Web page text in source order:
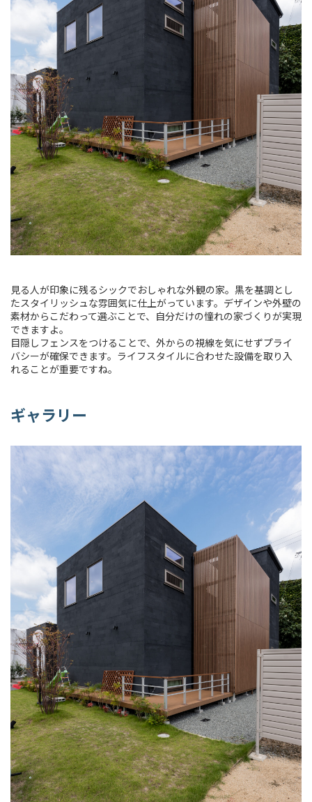
見る人が印象に残るシックでおしゃれな外観の家。黒を基調とし
たスタイリッシュな雰囲気に仕上がっています。デザインや外壁の
素材からこだわって選ぶことで、自分だけの憧れの家づくりが実現
できますよ。
目隠しフェンスをつけることで、外からの視線を気にせずプライ
バシーが確保できます。ライフスタイルに合わせた設備を取り入
れることが重要ですね。
ギャラリー